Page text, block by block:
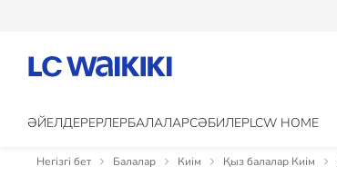
ӘЙЕЛДЕРЕРЛЕРБАЛАЛАРCӘБИЛЕРLCW HOME
Негізгі бет Балалар Киім Қыз балалар Киім